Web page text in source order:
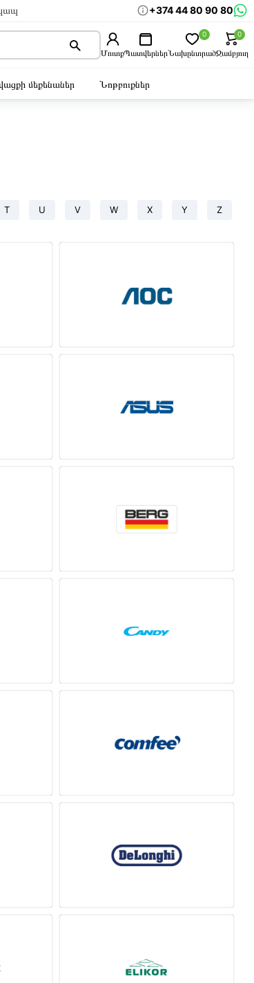
+374 44 80 90 80
ՄուտքՊատվերներՆախընտրած
0
Զամբյուղ
0
մեքենաներ Նոթբուքներ
T U V W X Y Z